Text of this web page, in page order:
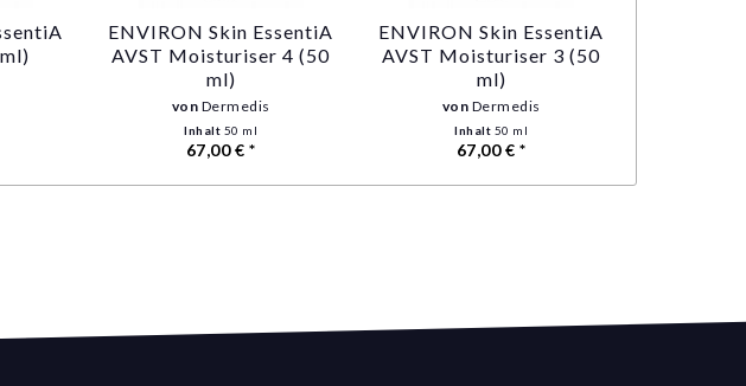
ENVIRON Skin EssentiA
AVST Moisturiser 4 (50
ml)
von Dermedis
Inhalt 50 ml
67,00 € *
ENVIRON Skin EssentiA
AVST Moisturiser 3 (50
ml)
von Dermedis
Inhalt 50 ml
67,00 € *